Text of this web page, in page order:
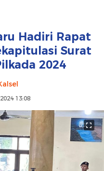
Hadiri Rapat
Surat
2024
13:08